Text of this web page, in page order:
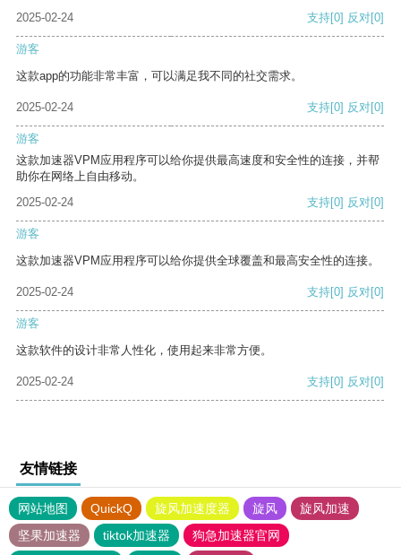
2025-02-24
支持[0] 反对[0]
游客
这款app的功能非常丰富，可以满足我不同的社交需求。
2025-02-24 支持[0] 反对[0]
游客
这款加速器VPM应用程序可以给你提供最高速度和安全性的连接，并帮
助你在网络上自由移动。
2025-02-24
支持[0] 反对[0]
游客
这款加速器VPM应用程序可以给你提供全球覆盖和最高安全性的连接。
2025-02-24 支持[0] 反对[0]
游客
这款软件的设计非常人性化，使用起来非常方便。
2025-02-24 支持[0] 反对[0]
友情链接
网站地图 QuickQ 旋风加速度器 旋风
旋风加速
坚果加速器
tiktok加速器 狗急加速器官网